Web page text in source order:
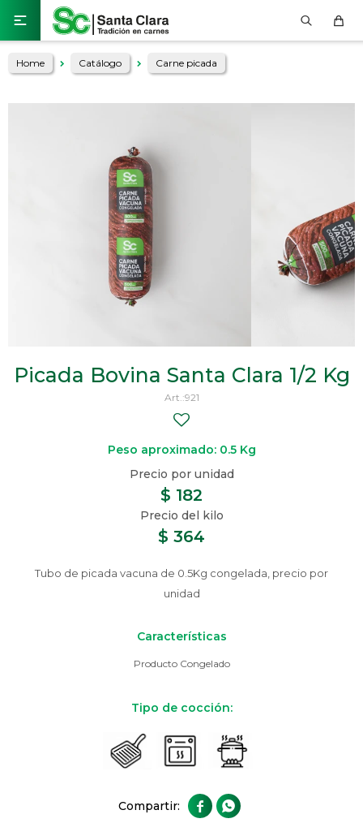

Home Catálogo Carne picada
Picada Bovina Santa Clara 1/2 Kg
921
Peso aproximado: 0.5 Kg
$ 364
$ 182
Tubo de picada vacuna de 0.5Kg congelada, precio por
unidad
Características
Producto Congelado
Tipo de cocción:
 